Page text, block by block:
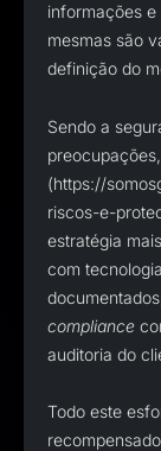
informações e
mesmas são
definição do
Sendo a
preocupações,
(https://
riscos-e-
estratégia
com
compliance
auditoria do
Todo este